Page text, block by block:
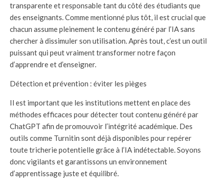
transparente et responsable tant du côté des étudiants que
des enseignants. Comme mentionné plus tôt, il est crucial que
chacun assume pleinement le contenu généré par l’IA sans
chercher à dissimuler son utilisation. Après tout, c’est un outil
puissant qui peut vraiment transformer notre façon
d’apprendre et d’enseigner.
Détection et prévention : éviter les pièges
Il est important que les institutions mettent en place des
méthodes efficaces pour détecter tout contenu généré par
ChatGPT afin de promouvoir l’intégrité académique. Des
outils comme Turnitin sont déjà disponibles pour repérer
toute tricherie potentielle grâce à l’IA indétectable. Soyons
donc vigilants et garantissons un environnement
d’apprentissage juste et équilibré.